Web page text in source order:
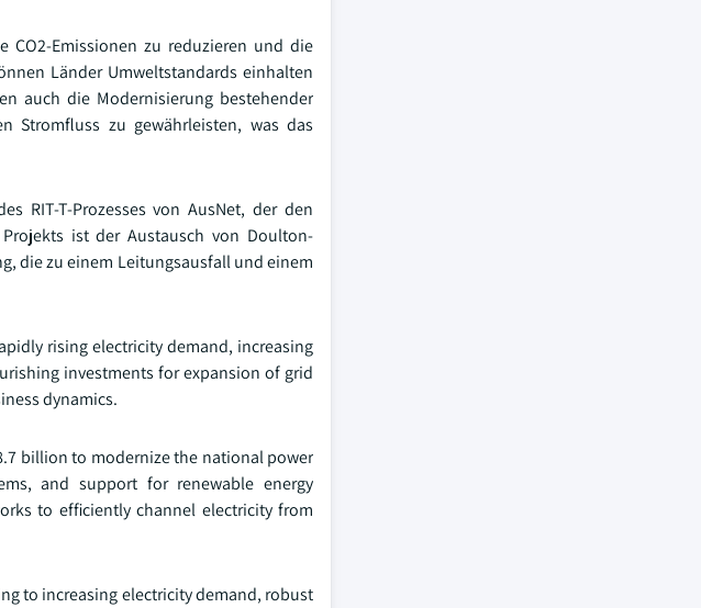
CO2-Emissionen zu reduzieren und die
Länder Umweltstandards einhalten
auch die Modernisierung bestehender
Stromfluss zu gewährleisten, was das
RIT-T-Prozesses von AusNet, der den
ist der Austausch von Doulton-
die zu einem Leitungsausfall und einem
rising electricity demand, increasing
investments for expansion of grid
dynamics.
billion to modernize the national power
and support for renewable energy
to efficiently channel electricity from
to increasing electricity demand, robust